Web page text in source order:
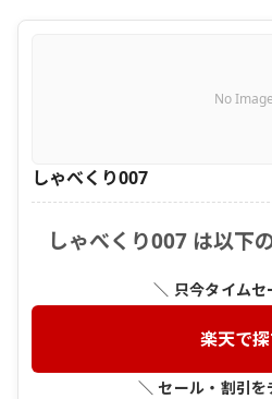
No Image
しゃべくり007
しゃべくり007 は以下
＼ 只今タイムセ
楽天で
＼ セール・割引